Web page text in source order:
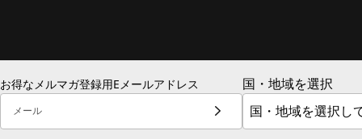
お得なメルマガ登録用Eメールアドレス
メール
国・地域を選択